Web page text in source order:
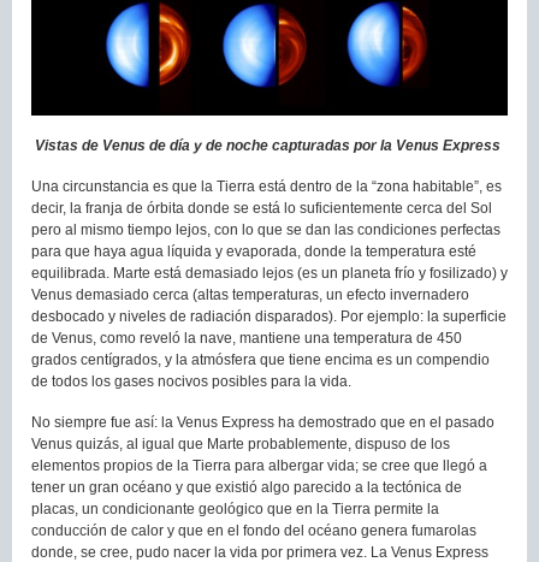
Vistas de Venus de día y de noche capturadas por la Venus Express
Una circunstancia es que la Tierra está dentro de la “zona habitable”, es
decir, la franja de órbita donde se está lo suficientemente cerca del Sol
pero al mismo tiempo lejos, con lo que se dan las condiciones perfectas
para que haya agua líquida y evaporada, donde la temperatura esté
equilibrada. Marte está demasiado lejos (es un planeta frío y fosilizado) y
Venus demasiado cerca (altas temperaturas, un efecto invernadero
desbocado y niveles de radiación disparados). Por ejemplo: la superficie
de Venus, como reveló la nave, mantiene una temperatura de 450
grados centígrados, y la atmósfera que tiene encima es un compendio
de todos los gases nocivos posibles para la vida.
No siempre fue así: la Venus Express ha demostrado que en el pasado
Venus quizás, al igual que Marte probablemente, dispuso de los
elementos propios de la Tierra para albergar vida; se cree que llegó a
tener un gran océano y que existió algo parecido a la tectónica de
placas, un condicionante geológico que en la Tierra permite la
conducción de calor y que en el fondo del océano genera fumarolas
donde, se cree, pudo nacer la vida por primera vez. La Venus Express